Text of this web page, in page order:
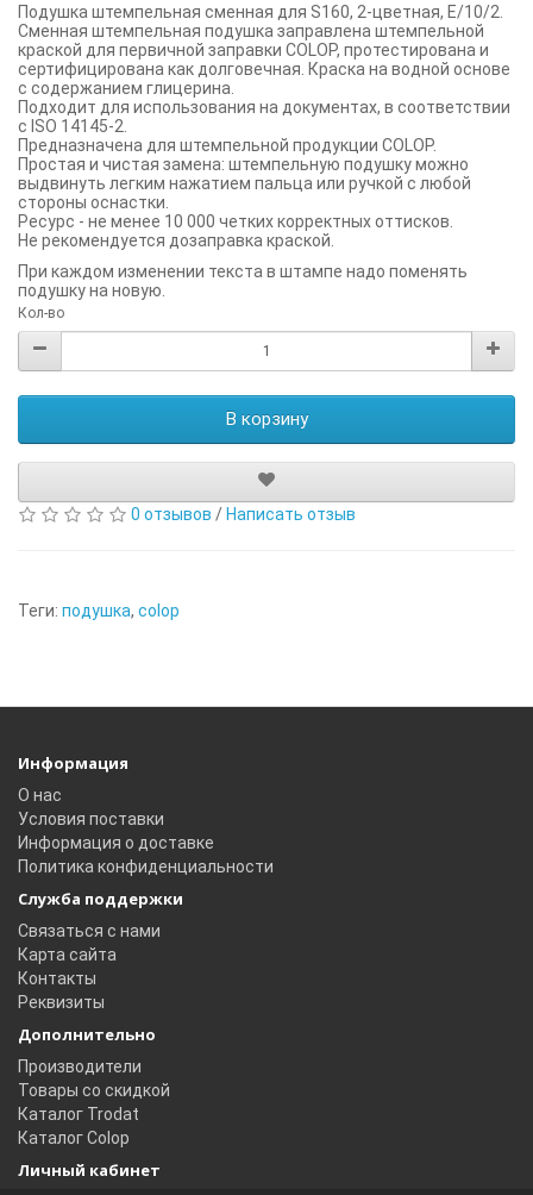
Подушка штемпельная сменная для S160, 2-цветная, E/10/2.
Сменная штемпельная подушка заправлена штемпельной
краской для первичной заправки COLOP, протестирована и
сертифицирована как долговечная. Краска на водной основе
с содержанием глицерина.
Подходит для использования на документах, в соответствии
с ISO 14145-2.
Предназначена для штемпельной продукции COLOP.
Простая и чистая замена: штемпельную подушку можно
выдвинуть легким нажатием пальца или ручкой с любой
стороны оснастки.
Ресурс - не менее 10 000 четких корректных оттисков.
Не рекомендуется дозаправка краской.
При каждом изменении текста в штампе надо поменять
подушку на новую.
Кол-во
В корзину
0 отзывов / Написать отзыв
Теги: подушка, colop
Информация
О нас
Условия поставки
Информация о доставке
Политика конфиденциальности
Служба поддержки
Связаться с нами
Карта сайта
Контакты
Реквизиты
Дополнительно
Производители
Товары со скидкой
Каталог Trodat
Каталог Colop
Личный кабинет